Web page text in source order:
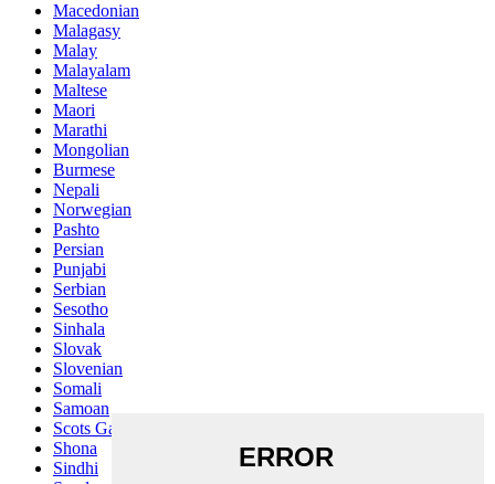
Macedonian
Malagasy
Malay
Malayalam
Maltese
Maori
Marathi
Mongolian
Burmese
Nepali
Norwegian
Pashto
Persian
Punjabi
Serbian
Sesotho
Sinhala
Slovak
Slovenian
Somali
Samoan
Scots Gaelic
Shona
Sindhi